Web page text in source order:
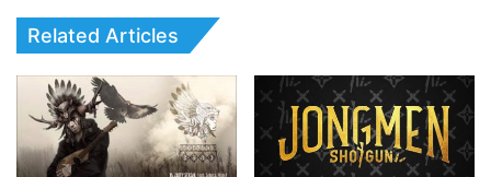
Related Articles